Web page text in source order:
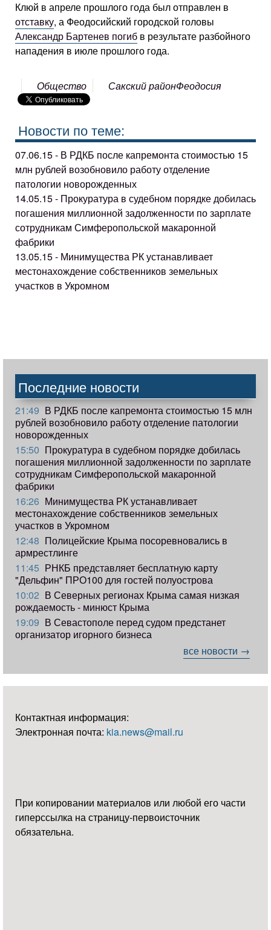
Клюй в апреле прошлого года был отправлен в
отставку, а Феодосийский городской головы
Александр Бартенев погиб в результате разбойного
нападения в июле прошлого года.
Общество Сакский районФеодосия
Новости по теме:
07.06.15 - В РДКБ после капремонта стоимостью 15
млн рублей возобновило работу отделение
патологии новорожденных
14.05.15 - Прокуратура в судебном порядке добилась
погашения миллионной задолженности по зарплате
сотрудникам Симферопольской макаронной
фабрики
13.05.15 - Минимущества РК устанавливает
местонахождение собственников земельных
участков в Укромном
Последние новости
21:49 В РДКБ после капремонта стоимостью 15 млн
рублей возобновило работу отделение патологии
новорожденных
15:50 Прокуратура в судебном порядке добилась
погашения миллионной задолженности по зарплате
сотрудникам Симферопольской макаронной
фабрики
16:26 Минимущества РК устанавливает
местонахождение собственников земельных
участков в Укромном
12:48 Полицейские Крыма посоревновались в
армрестлинге
11:45 РНКБ представляет бесплатную карту
"Дельфин" ПРО100 для гостей полуострова
10:02 В Северных регионах Крыма самая низкая
рождаемость - минюст Крыма
19:09 В Севастополе перед судом предстанет
организатор игорного бизнеса
все новости →
Контактная информация:
Электронная почта: kia.news@mail.ru
При копировании материалов или любой его части
гиперссылка на страницу-первоисточник
обязательна.